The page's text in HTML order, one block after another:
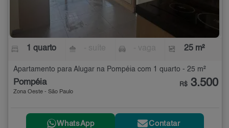
1 quarto 25 m²
Apartamento para Alugar na Pompéia com 1 quarto - 25 m²
Pompéia
Zona Oeste - São Paulo
R$ 3.500
WhatsApp Contatar